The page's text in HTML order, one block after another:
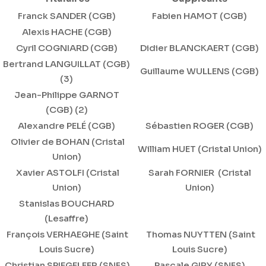
Franck SANDER (CGB)
Fabien HAMOT (CGB)
Alexis HACHE (CGB)
Cyril COGNIARD (CGB)
Didier BLANCKAERT (CGB)
Bertrand LANGUILLAT (CGB)
(3)
Guillaume WULLENS (CGB)
Jean-Philippe GARNOT
(CGB) (2)
Alexandre PELÉ (CGB)
Sébastien ROGER (CGB)
Olivier de BOHAN (Cristal
Union)
William HUET (Cristal Union)
Xavier ASTOLFI (Cristal
Union)
Sarah FORNIER (Cristal
Union)
Stanislas BOUCHARD
(Lesaffre)
François VERHAEGHE (Saint
Louis Sucre)
Thomas NUYTTEN (Saint
Louis Sucre)